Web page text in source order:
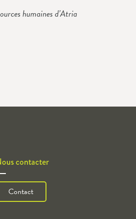
humaines d’Atria
contacter
Contact